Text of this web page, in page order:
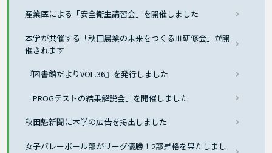
産業医による「安全衛生講習会」を開催しました
本学が共催する「秋田農業の未来をつくるⅢ研修会」が開
催されます
『図書館だよりVOL.36』を発行しました
「PROGテストの結果解説会」を開催しました
秋田魁新聞に本学の広告を掲出しました
女子バレーボール部がリーグ優勝！2部昇格を果たしまし